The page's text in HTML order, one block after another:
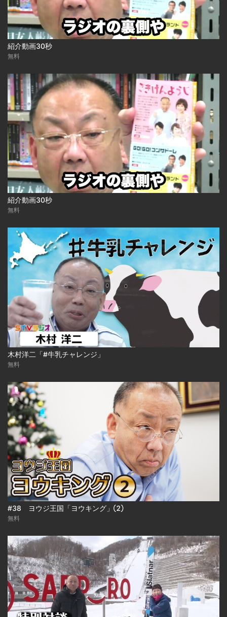
紹介動画30秒
無料
紹介動画30秒
無料
木村洋二「#牛乳チャレンジ」
無料
#38 ヨウジ王国「ヨウキング」②
無料